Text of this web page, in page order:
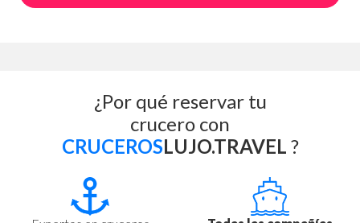
¿Por qué reservar tu
crucero con
CRUCEROSLUJO.TRAVEL ?